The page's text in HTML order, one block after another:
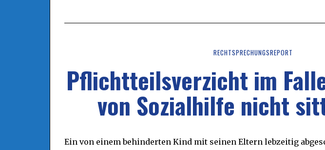
RECHTSPRECHUNGSREPORT
Pflichtteilsverzicht im
von Sozialhilfe nicht
Ein von einem behinderten Kind mit seinen Eltern lebzeitig